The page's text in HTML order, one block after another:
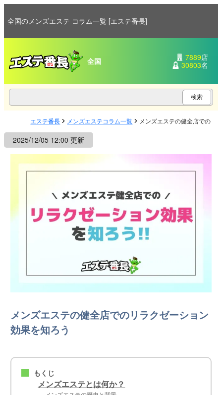
全国のメンズエステ コラム一覧 [エステ番長]
全国 7889店
30803名
エステ番長 メンズエステコラム一覧 メンズエステの健全店でのリ
2025/12/05 12:00 更新
メンズエステの健全店でのリラクゼーション
効果を知ろう
■ もくじ
メンズエステとは何か？